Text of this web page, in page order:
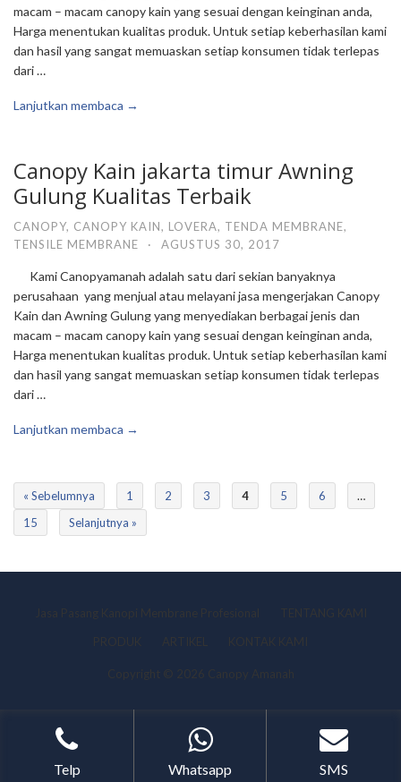
macam – macam canopy kain yang sesuai dengan keinginan anda,
Harga menentukan kualitas produk. Untuk setiap keberhasilan kami
dan hasil yang sangat memuaskan setiap konsumen tidak terlepas
dari …
Lanjutkan membaca →
Canopy Kain jakarta timur Awning
Gulung Kualitas Terbaik
CANOPY, CANOPY KAIN, LOVERA, TENDA MEMBRANE,
TENSILE MEMBRANE
· AGUSTUS 30, 2017
Kami Canopyamanah adalah satu dari sekian banyaknya
perusahaan yang menjual atau melayani jasa mengerjakan Canopy
Kain dan Awning Gulung yang menyediakan berbagai jenis dan
macam – macam canopy kain yang sesuai dengan keinginan anda,
Harga menentukan kualitas produk. Untuk setiap keberhasilan kami
dan hasil yang sangat memuaskan setiap konsumen tidak terlepas
dari …
Lanjutkan membaca →
« Sebelumnya 1 2 3 4 5 6
…
15
Selanjutnya »
Jasa Pasang Kanopi Membrane Profesional
TENTANG KAMI
PRODUK
ARTIKEL KONTAK KAMI
Copyright © 2026 Canopy Amanah
Telp Whatsapp SMS